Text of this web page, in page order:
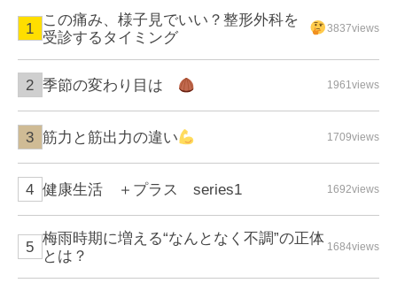
この痛み、様子見でいい？整形外科を
受診するタイミング
3837views
季節の変わり目は 1961views
筋力と筋出力の違い 1709views
健康生活 ＋プラス series1 1692views
梅雨時期に増える“なんとなく不調”の正体
とは？
1684views